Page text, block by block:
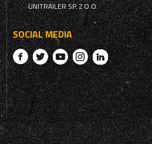
UNITRAILER SP. Z O.O.
SOCIAL MEDIA